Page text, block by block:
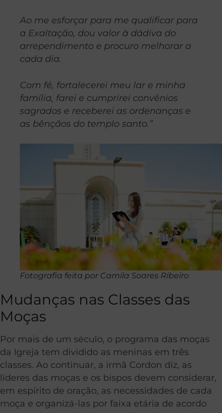
Ao me esforçar para me qualificar para
a Exaltação, dou valor à dádiva do
arrependimento e procuro melhorar a
cada dia.
Com fé, fortalecerei meu lar e minha
família, farei e cumprirei convênios
sagrados e receberei as ordenanças e
as bênçãos do templo santo.”
Fotografia feita por Camila Soares Ribeiro
Mudanças nas Classes das
Moças
Por mais de um século, o programa das moças
da Igreja tem dividido as meninas em três
classes. Ao continuar, a irmã Cordon diz, as
líderes das moças e os bispos devem considerar,
em espírito de oração, as necessidades de cada
moça e organizá-las por faixa etária de acordo